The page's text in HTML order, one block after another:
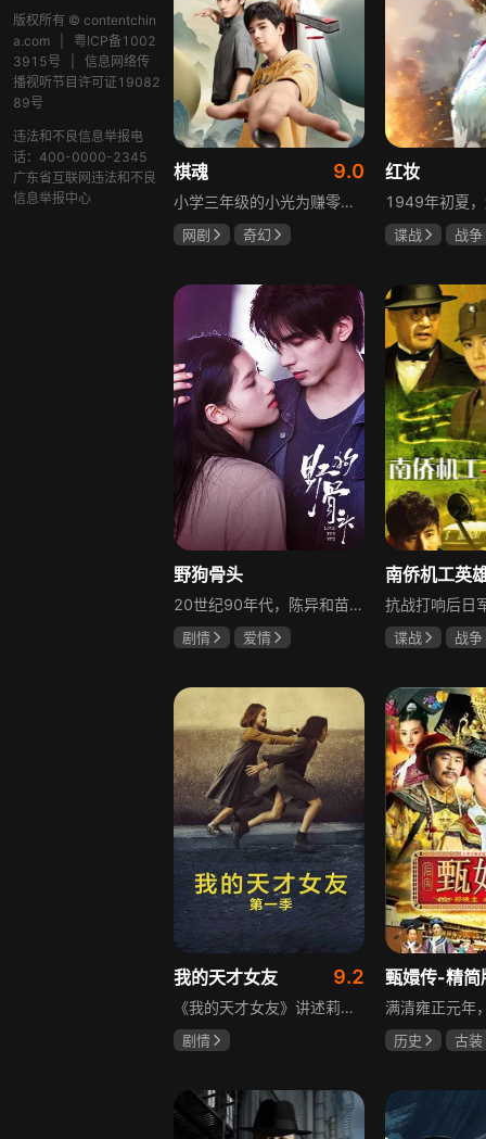
版权所有 © contentchin
a.com
粤ICP备1002
3915号
信息网络传
播视听节目许可证19082
89号
违法和不良信息举报电
话：400-0000-2345
广东省互联网违法和不良
信息举报中心
棋魂 9.0
小学三年级的小光为赚零用钱到爷爷家寻宝，偶然翻出旧棋盘，接触棋盘的一瞬间，附身棋盘中的棋士褚嬴的灵魂进入了小光体内。后来小光在学校围棋会所结识少年天才小亮，为测试褚嬴实力，小光贸然与小亮对弈并小胜，他误以为褚嬴棋力平平，小亮却大受打击。数日后小亮再次挑战，再次惨败在褚嬴手下，二人从此成了相爱相杀的棋坛宿敌。在褚嬴指导下，小光进步神速，逐渐对围棋产生兴趣，最终在全国大赛与小亮激战中，褚嬴下出绝妙一局，小光却看出更高一着，终于在自己努力、褚嬴帮助和与小亮的磨练中，独立对弈，燃起真正的棋魂。
网剧
奇幻
红妆
谍战
战争
野狗骨头
20世纪90年代，陈异和苗靖因父母相识结缘，从充满敌意到彼此依靠，后因家庭变故不得不相依为命。大学时苗靖告白，陈异却因纵火案逼她离开藤城。多年后重逢，陈异为保护苗靖以身入局，两人并肩对抗走私团伙，最终陈异告白，两人终成眷属。
剧情
爱情
谍战
战争
我的天才女友 9.2
《我的天才女友》讲述莉拉和莱侬这对好朋友的童年与少年时代。故事从友情开始，描绘女性友情的微妙变化——她们相互支持、妒忌和猜疑，又不断向外拓展，在与外部世界的试探中为自己塑形。莉拉聪明漂亮，莱侬羡慕她的天赋与决断力，两人都视对方为隐秘镜子，暗暗角力，展现女性成长中的复杂关系与自我探寻。
剧情
玛格丽塔·马祖可
甄嬛传-精简
历史
古装